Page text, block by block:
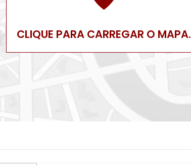
CLIQUE PARA CARREGAR O MAPA.